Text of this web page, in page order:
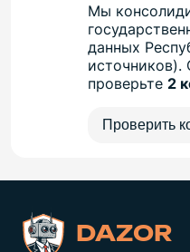
Мы
данных
источников).
проверьте2
Проверить
DAZOR